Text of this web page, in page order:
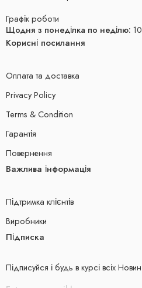
Графік роботи
Щодня з понеділка по неділю:
Корисні посилання
Оплата та доставка
Privacy Policy
Terms & Condition
Гарантія
Повернення
Важлива інформація
Підтримка клієнтів
Виробники
Підписка
Підписуйся і будь в курсі всіх